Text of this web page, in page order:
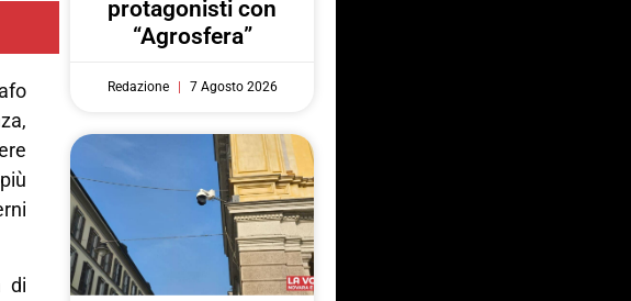
di
protagonisti con
“Agrosfera”
Redazione 7 Agosto 2026